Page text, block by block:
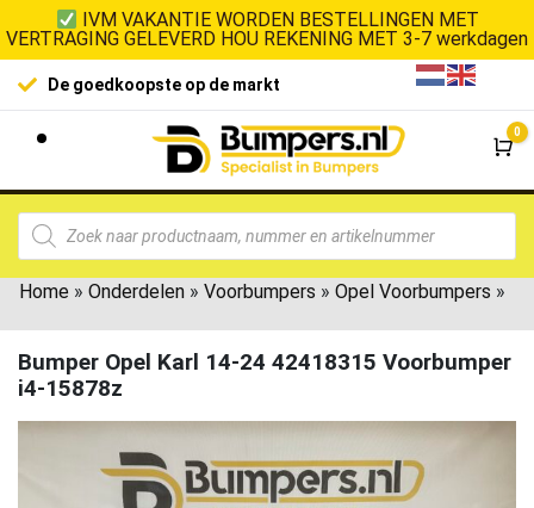
IVM VAKANTIE WORDEN BESTELLINGEN MET
VERTRAGING GELEVERD HOU REKENING MET 3-7 werkdagen
De goedkoopste op de markt
0
Home » Onderdelen » Voorbumpers » Opel Voorbumpers »
Bumper Opel Karl 14-24 42418315 Voorbumper
i4-15878z